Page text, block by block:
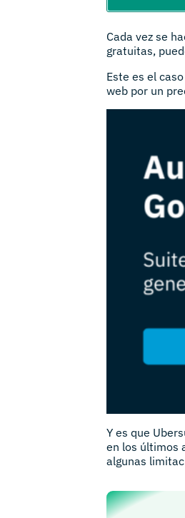
Cada vez se
gratuitas,
Este es el
web por un
Y es que
en los últimos
algunas